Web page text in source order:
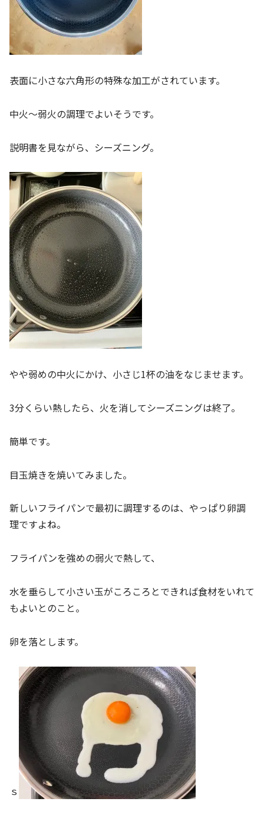
表面に小さな六角形の特殊な加工がされています。
中火～弱火の調理でよいそうです。
説明書を見ながら、シーズニング。
やや弱めの中火にかけ、小さじ1杯の油をなじませます。
3分くらい熱したら、火を消してシーズニングは終了。
簡単です。
目玉焼きを焼いてみました。
新しいフライパンで最初に調理するのは、やっぱり卵調
理ですよね。
フライパンを強めの弱火で熱して、
水を垂らして小さい玉がころころとできれば食材をいれて
もよいとのこと。
卵を落とします。
ｓ